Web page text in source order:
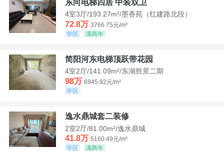
东向电梯四居 中装双卫
4室3厅/193.27m²/墨香苑（红建路北段）
72.8万 3766.75元/m²
学区
满两年
简阳河东电梯顶跃带花园
4室2厅/141.09m²/东湖胜景二期
98万 6945.92元/m²
学区
逸水鼎城套二装修
2室2厅/81.00m²/逸水鼎城
41.8万 5160.49元/m²
学区
满两年